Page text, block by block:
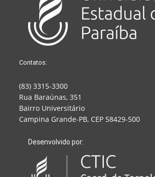
Contatos:
(83) 3315-3300
Rua Baraúnas, 351
Bairro Universitário
Campina Grande-PB, CEP 58429-500
Desenvolvido por: